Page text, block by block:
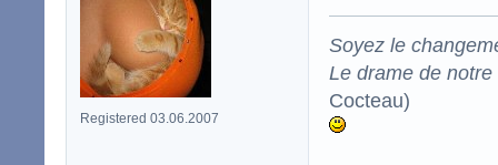
Registered 03.06.2007
Soyez le
Le drame de
Cocteau)